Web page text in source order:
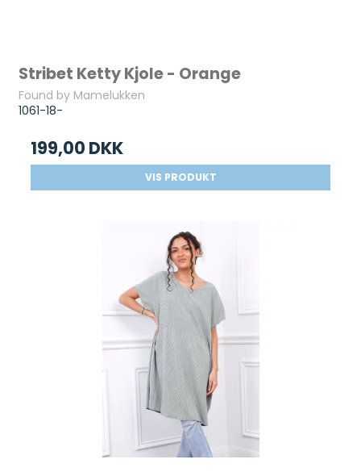
Stribet Ketty Kjole - Orange
Found by Mamelukken
1061-18-
199,00 DKK
VIS PRODUKT